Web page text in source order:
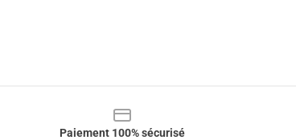
Paiement 100% sécurisé